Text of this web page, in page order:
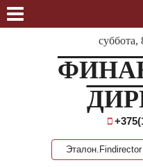
суббота,
Эталон.Findirector